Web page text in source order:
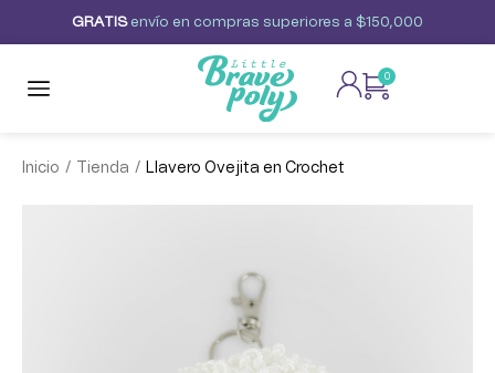
GRAT S envío en compras superiores a $150,000
0
Inicio / Tienda / Llavero Ovejita en Crochet